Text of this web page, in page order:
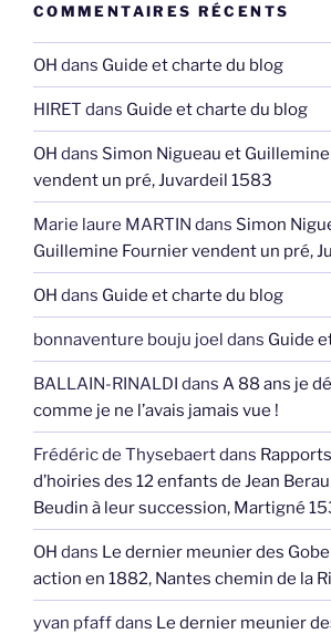
COMMENTAIRES RÉCENTS
OH dans Guide et charte du blog
HIRET dans Guide et charte du blog
OH dans Simon Nigueau et
vendent un pré, Juvardeil 1583
Marie laure MARTIN dans Simon
Guillemine Fournier vendent un pré,
OH dans Guide et charte du blog
bonnaventure bouju joel dans Guide
BALLAIN-RINALDI dans A 88 ans je
comme je ne l’avais jamais vue !
Frédéric de Thysebaertdans
d’hoiries des 12 enfants de Jean
Beudin à leur succession, Martigné
OH dans Le dernier meunier des
action en 1882, Nantes chemin de la
yvan pfaffdans Le dernier meunier